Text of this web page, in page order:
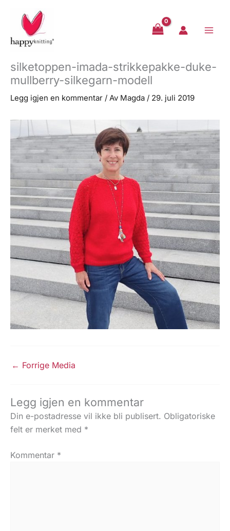
innholdet
silketoppen-imada-strikkepakke-duke-
mullberry-silkegarn-modell
Legg igjen en kommentar / Av Magda / 29. juli 2019
← Forrige Media
Legg igjen en kommentar
Din e-postadresse vil ikke bli publisert. Obligatoriske
felt er merket med *
Kommentar *